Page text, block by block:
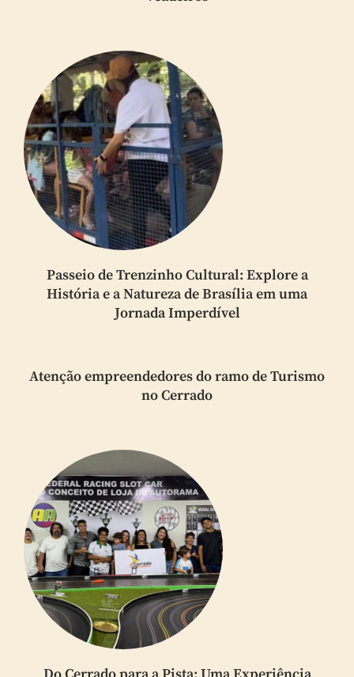
Passeio de Trenzinho Cultural: Explore a
História e a Natureza de Brasília em uma
Jornada Imperdível
Atenção empreendedores do ramo de Turismo
no Cerrado